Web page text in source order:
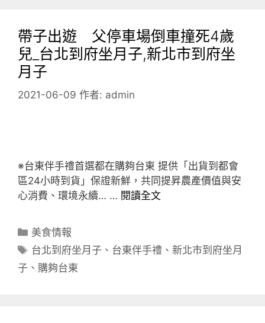
帶子出遊 父停車場倒車撞死4歲
兒_台北到府坐月子,新北市到府坐
月子
2021-06-09 作者: admin
※台東伴手禮首選都在購夠台東 提供「出貨到都會
區24小時到貨」保證新鮮，共同提昇農產價值與安
心消費、環境永續… … 閱讀全文
分
類
美食情報
標
籤
台北到府坐月子 、 台東伴手禮 、新北市到府坐月
子 、 購夠台東